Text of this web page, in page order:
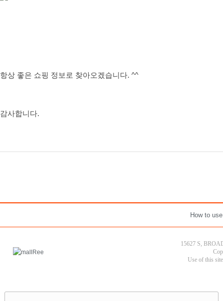
항상 좋은 쇼핑 정보로 찾아오겠습니다. ^^
감사합니다.
How to use
15627 S,
Use of this